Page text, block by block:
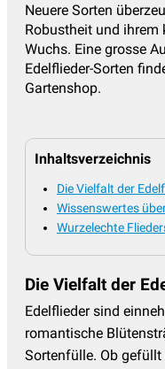
Neuere Sorten
Robustheit und ihrem
Wuchs. Eine grosse
Edelflieder-Sorten
Gartenshop.
Inhaltsverzeichnis
Die Vielfalt der
Wissenswertes
Wurzelechte
Die Vielfalt der
Edelflieder sind
romantische
Sortenfülle. Ob